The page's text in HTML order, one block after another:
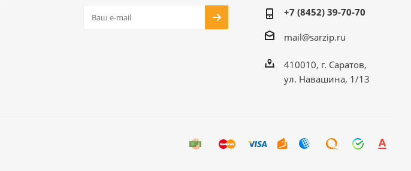
+7 (8452) 39-70-70
mail@sarzip.ru
410010, г. Саратов,
ул. Навашина, 1/13